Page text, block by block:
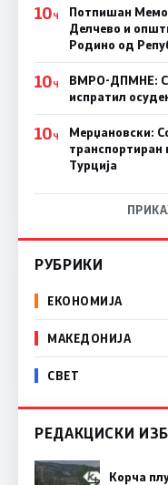
10Ч
Потпишан
Делчево и
Родино од
10Ч
ВМРО-ДПМНЕ:
испратил
10Ч
Мерџановски:
транспортиран
Турција
РУБРИКИ
ЕКОНОМИЈА
МАКЕДОНИЈА
СВЕТ
РЕДАКЦИСКИ
Корча